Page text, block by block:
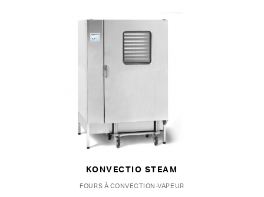
KONVECTIO STEAM
FOURS À CONVECTION-VAPEUR